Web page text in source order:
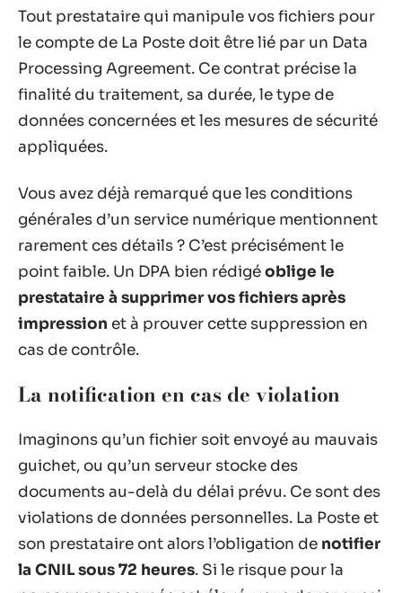
Tout prestataire qui manipule vos fichiers pour
le compte de La Poste doit être lié par un Data
Processing Agreement. Ce contrat précise la
finalité du traitement, sa durée, le type de
données concernées et les mesures de sécurité
appliquées.
Vous avez déjà remarqué que les conditions
générales d’un service numérique mentionnent
rarement ces détails ? C’est précisément le
point faible. Un DPA bien rédigéoblige le
prestataire à supprimer vos fichiers après
impression et à prouver cette suppression en
cas de contrôle.
La notification en cas de violation
Imaginons qu’un fichier soit envoyé au mauvais
guichet, ou qu’un serveur stocke des
documents au-delà du délai prévu. Ce sont des
violations de données personnelles. La Poste et
son prestataire ont alors l’obligation de notifier
la CNIL sous 72 heures. Si le risque pour la